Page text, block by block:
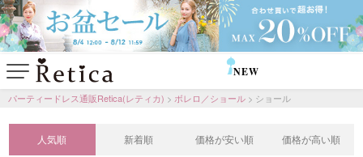
NEW
パーティードレス通販Retica(レティカ) ボレロ／ショール ショール
人気順 新着順 価格が安い順 価格が高い順